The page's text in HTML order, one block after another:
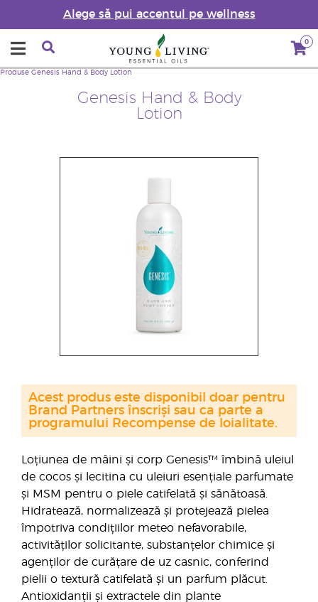
Alege să pui accentul pe wellness
0
Genesis Hand & Body
Lotion
Produse Genesis Hand & Body Lotion
Loțiunea de mâini și corp Genesis™ îmbină uleiul
de cocos și lecitina cu uleiuri esențiale parfumate
și MSM pentru o piele catifelată și sănătoasă.
Hidratează, normalizează și protejează pielea
împotriva condițiilor meteo nefavorabile,
activităților solicitante, substanțelor chimice și
agenților de curățare de uz casnic, conferind
pielii o textură catifelată și un parfum plăcut.
Antioxidanții și extractele din plante
Acest produs este disponibil doar pentru
Brand Partners înscriși sau ca parte a
programului Recompense de loialitate.